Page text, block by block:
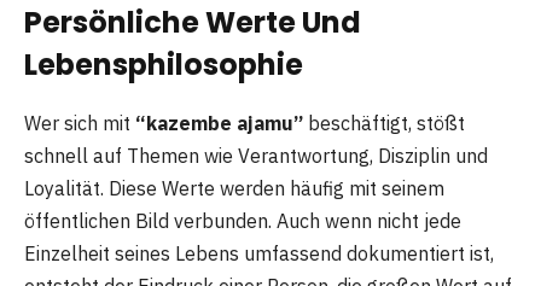
Persönliche Werte Und
Lebensphilosophie
Wer sich mit “kazembe ajamu” beschäftigt, stößt
schnell auf Themen wie Verantwortung, Disziplin und
Loyalität. Diese Werte werden häufig mit seinem
öffentlichen Bild verbunden. Auch wenn nicht jede
Einzelheit seines Lebens umfassend dokumentiert ist,